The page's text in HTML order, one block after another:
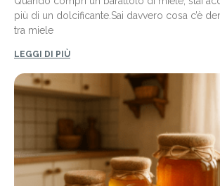
più di un dolcificante.Sai davvero cosa c’è
tra miele
LEGGI DI PIÙ